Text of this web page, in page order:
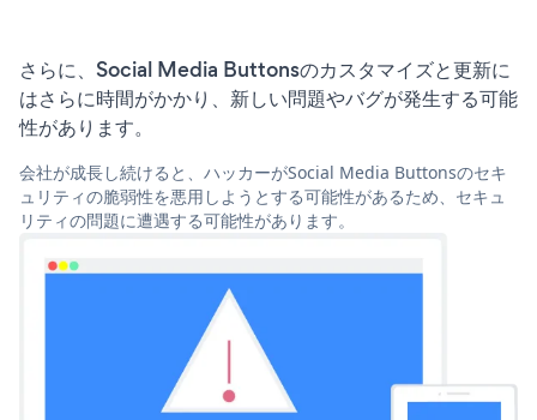
さらに、Social Media Buttonsのカスタマイズと更新に
はさらに時間がかかり、新しい問題やバグが発生する可能
性があります。
会社が成長し続けると、ハッカーがSocial Media Buttonsのセキ
ュリティの脆弱性を悪用しようとする可能性があるため、セキュ
リティの問題に遭遇する可能性があります。